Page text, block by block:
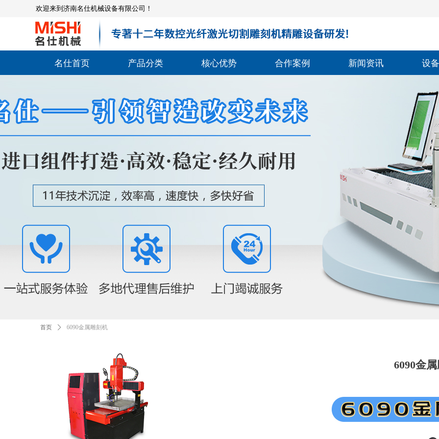
欢迎来到济南名仕机械设备有限公司！
名仕首页 产品分类 核心优势 合作案例 新闻资讯 设
首页 ꄲ 6090金属雕刻机
6090金